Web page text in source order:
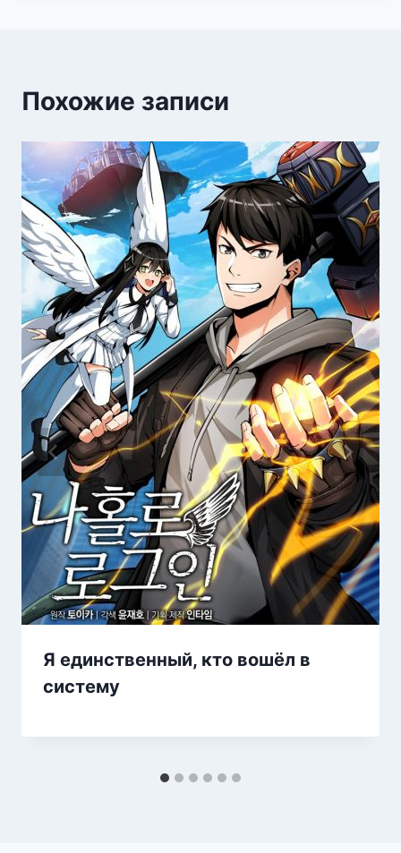
Похожие записи
Я единственный, кто вошёл в
систему